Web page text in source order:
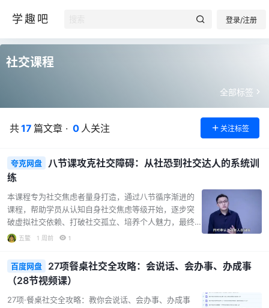
学趣吧 登录/注册
社交课程
全部标签
共17 篇文章 · 0 人关注 关注标签
夸克网盘
八节课攻克社交障碍：从社恐到社交达人的系统训
练
本课程专为社交焦虑者量身打造，通过八节循序渐进的
课程，帮助学员从认知自身社交焦虑等级开始，逐步突
破虚拟社交依赖、打破社交孤立、培养个人魅力，最终
在职场、恋爱及日常社交中游刃有余。课程内容覆盖从
与真实场景演练，确保学员能将技巧内化为本能反应。
课程核心内容： 第一课：你的社交焦虑到了哪一级？
——通过专业评估，帮助学员清晰定位自身社交焦虑程
度，为后续训练建立基准。 第二课：虚拟社交正在毁掉
五鳖 1 周前 1
百度网盘
27项餐桌社交全攻略：会说话、会办事、办成事
（28节视频课）
27项·餐桌社交全攻略：教你会说话、会办事、办成事